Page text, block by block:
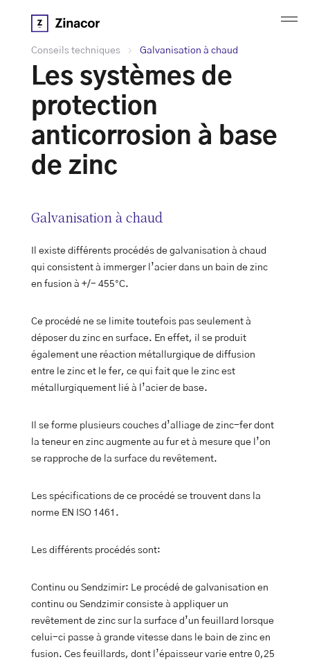
Les systèmes de
protection
anticorrosion à base
de zinc
Conseils techniques Galvanisation à chaud
Galvanisation à chaud
Il existe différents procédés de galvanisation à chaud
qui consistent à immerger l’acier dans un bain de zinc
en fusion à +/- 455°C.
Ce procédé ne se limite toutefois pas seulement à
déposer du zinc en surface. En effet, il se produit
également une réaction métallurgique de diffusion
entre le zinc et le fer, ce qui fait que le zinc est
métallurgiquement lié à l’acier de base.
Il se forme plusieurs couches d’alliage de zinc-fer dont
la teneur en zinc augmente au fur et à mesure que l’on
se rapproche de la surface du revêtement.
Les spécifications de ce procédé se trouvent dans la
norme EN ISO 1461.
Les différents procédés sont:
Continu ou Sendzimir: Le procédé de galvanisation en
continu ou Sendzimir consiste à appliquer un
revêtement de zinc sur la surface d’un feuillard lorsque
celui-ci passe à grande vitesse dans le bain de zinc en
fusion. Ces feuillards, dont l’épaisseur varie entre 0,25